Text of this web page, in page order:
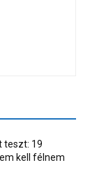
teszt: 19
kell félnem